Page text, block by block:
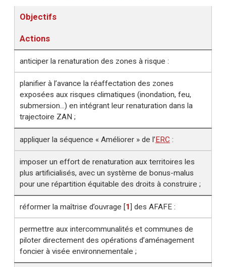
Objectifs
Actions
anticiper la renaturation des zones à risque :
planifier à l’avance la réaffectation des zones
exposées aux risques climatiques (inondation, feu,
submersion...) en intégrant leur renaturation dans la
trajectoire ZAN ;
appliquer la séquence « Améliorer » de l’ERC :
imposer un effort de renaturation aux territoires les
plus artificialisés, avec un système de bonus-malus
pour une répartition équitable des droits à construire ;
réformer la maîtrise d’ouvrage [1] des AFAFE :
permettre aux intercommunalités et communes de
piloter directement des opérations d’aménagement
foncier à visée environnementale ;